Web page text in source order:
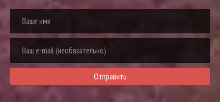
Отправить